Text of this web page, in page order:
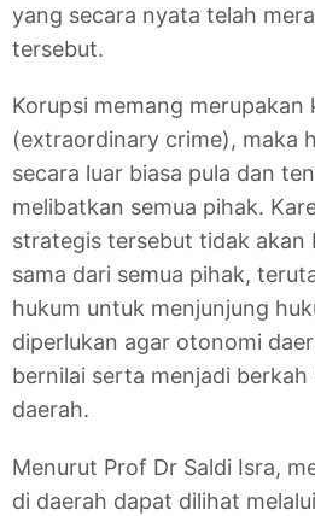
yang secara nyata telah
tersebut.
Korupsi memang merupakan
(extraordinary crime), maka
secara luar biasa pula dan
melibatkan semua pihak.
strategis tersebut tidak akan
sama dari semua pihak,
hukum untuk menjunjung
diperlukan agar otonomi
bernilai serta menjadi
daerah.
Menurut Prof Dr Saldi Isra,
di daerah dapat dilihat